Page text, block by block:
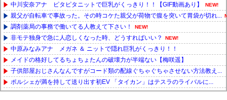
中川安奈アナ ピタピタニットで巨乳がくっきり！！【GIF動画あり】 NEW!
親父が自転車で事故った。その時コケた親父が荷物で腹を突いて胃袋が切れ...
調剤薬局の事務で働いてる人教えて下さい！ NEW!
非モテ独身で急に人恋しくなった時、どうすればいい？ NEW!
中原みなみアナ メガネ ＆ ニットで隠れ巨乳がくっきり！！
メイドの格好してるちょちょたんの破壊力が半端ない【梅咲遥】
子供部屋おじさんなんですがコード類の配線ぐちゃぐちゃさせない方法教え...
ポルシェが満を持して送り出す初EV 「タイカン」はテスラのライバルに...